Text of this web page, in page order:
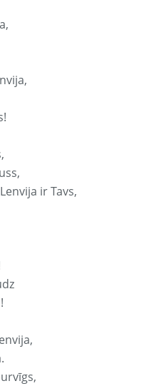
ir Tavs,